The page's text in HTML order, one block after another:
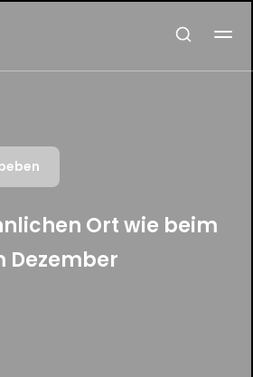
Ort wie beim
Dezember